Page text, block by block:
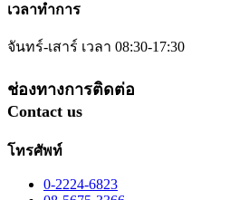
เวลาทำการ
จันทร์-เสาร์ เวลา 08:30-17:30
ช่องทางการติดต่อ
Contact us
โทรศัพท์
0-2224-6823